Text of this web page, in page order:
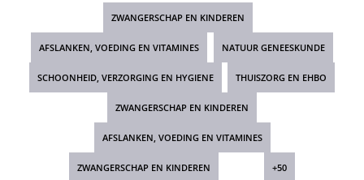
ZWANGERSCHAP EN KINDEREN
AFSLANKEN, VOEDING EN VITAMINES NATUUR GENEESKUNDE
SCHOONHEID, VERZORGING EN HYGIENE THUISZORG EN EHBO
ZWANGERSCHAP EN KINDEREN
AFSLANKEN, VOEDING EN VITAMINES
ZWANGERSCHAP EN KINDEREN +50